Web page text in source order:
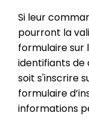
Si leur
pourront la
formulaire sur
identifiants de
soit s'inscrire
formulaire
informations